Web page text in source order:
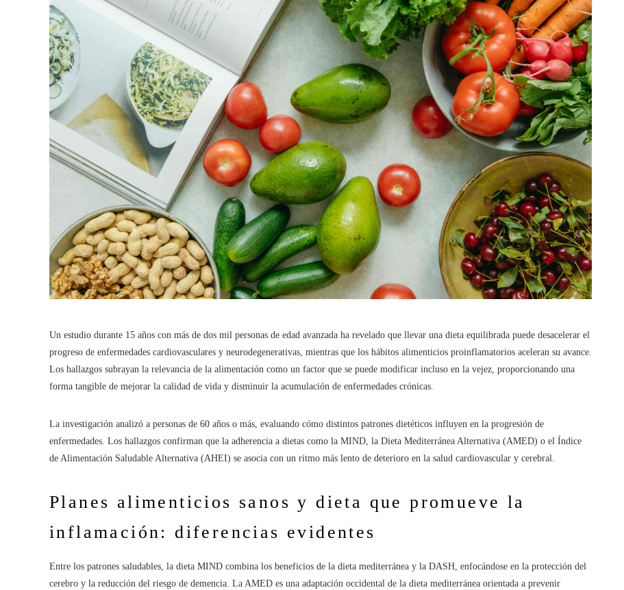
Un estudio durante 15 años con más de dos mil personas de edad avanzada ha revelado que llevar una dieta equilibrada puede desacelerar el
progreso de enfermedades cardiovasculares y neurodegenerativas, mientras que los hábitos alimenticios proinflamatorios aceleran su avance.
Los hallazgos subrayan la relevancia de la alimentación como un factor que se puede modificar incluso en la vejez, proporcionando una
forma tangible de mejorar la calidad de vida y disminuir la acumulación de enfermedades crónicas.
La investigación analizó a personas de 60 años o más, evaluando cómo distintos patrones dietéticos influyen en la progresión de
enfermedades. Los hallazgos confirman que la adherencia a dietas como la MIND, la Dieta Mediterránea Alternativa (AMED) o el Índice
de Alimentación Saludable Alternativa (AHEI) se asocia con un ritmo más lento de deterioro en la salud cardiovascular y cerebral.
Planes alimenticios sanos y dieta que promueve la
inflamación: diferencias evidentes
Entre los patrones saludables, la dieta MIND combina los beneficios de la dieta mediterránea y la DASH, enfocándose en la protección del
cerebro y la reducción del riesgo de demencia. La AMED es una adaptación occidental de la dieta mediterránea orientada a prevenir